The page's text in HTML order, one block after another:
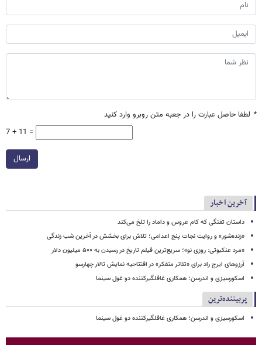
* لطفا حاصل عبارت را در جعبه متن روبرو وارد کنید
7 + 11 =
ارسال
آخرین اخبار
داستان تفنگی که کام عروس و داماد را تلخ می‌کند
«زنده‌شور» و روایت نجات پنج اعدامی؛ تلاش برای بخشش در آخرین شب زندگی
«مرد عنکبوتی: روزی نو»؛ سریع‌ترین فیلم تاریخ در رسیدن به ۵۰۰ میلیون دلار
آرزوهای ایرج راد برای «تئاتر متفکر» در افتتاحیه نمایش تالار چهارسو
اسکورسیزی و اندرسن؛ همکاری غافلگیرکننده دو غول سینما
پربیننده‌ترین
اسکورسیزی و اندرسن؛ همکاری غافلگیرکننده دو غول سینما